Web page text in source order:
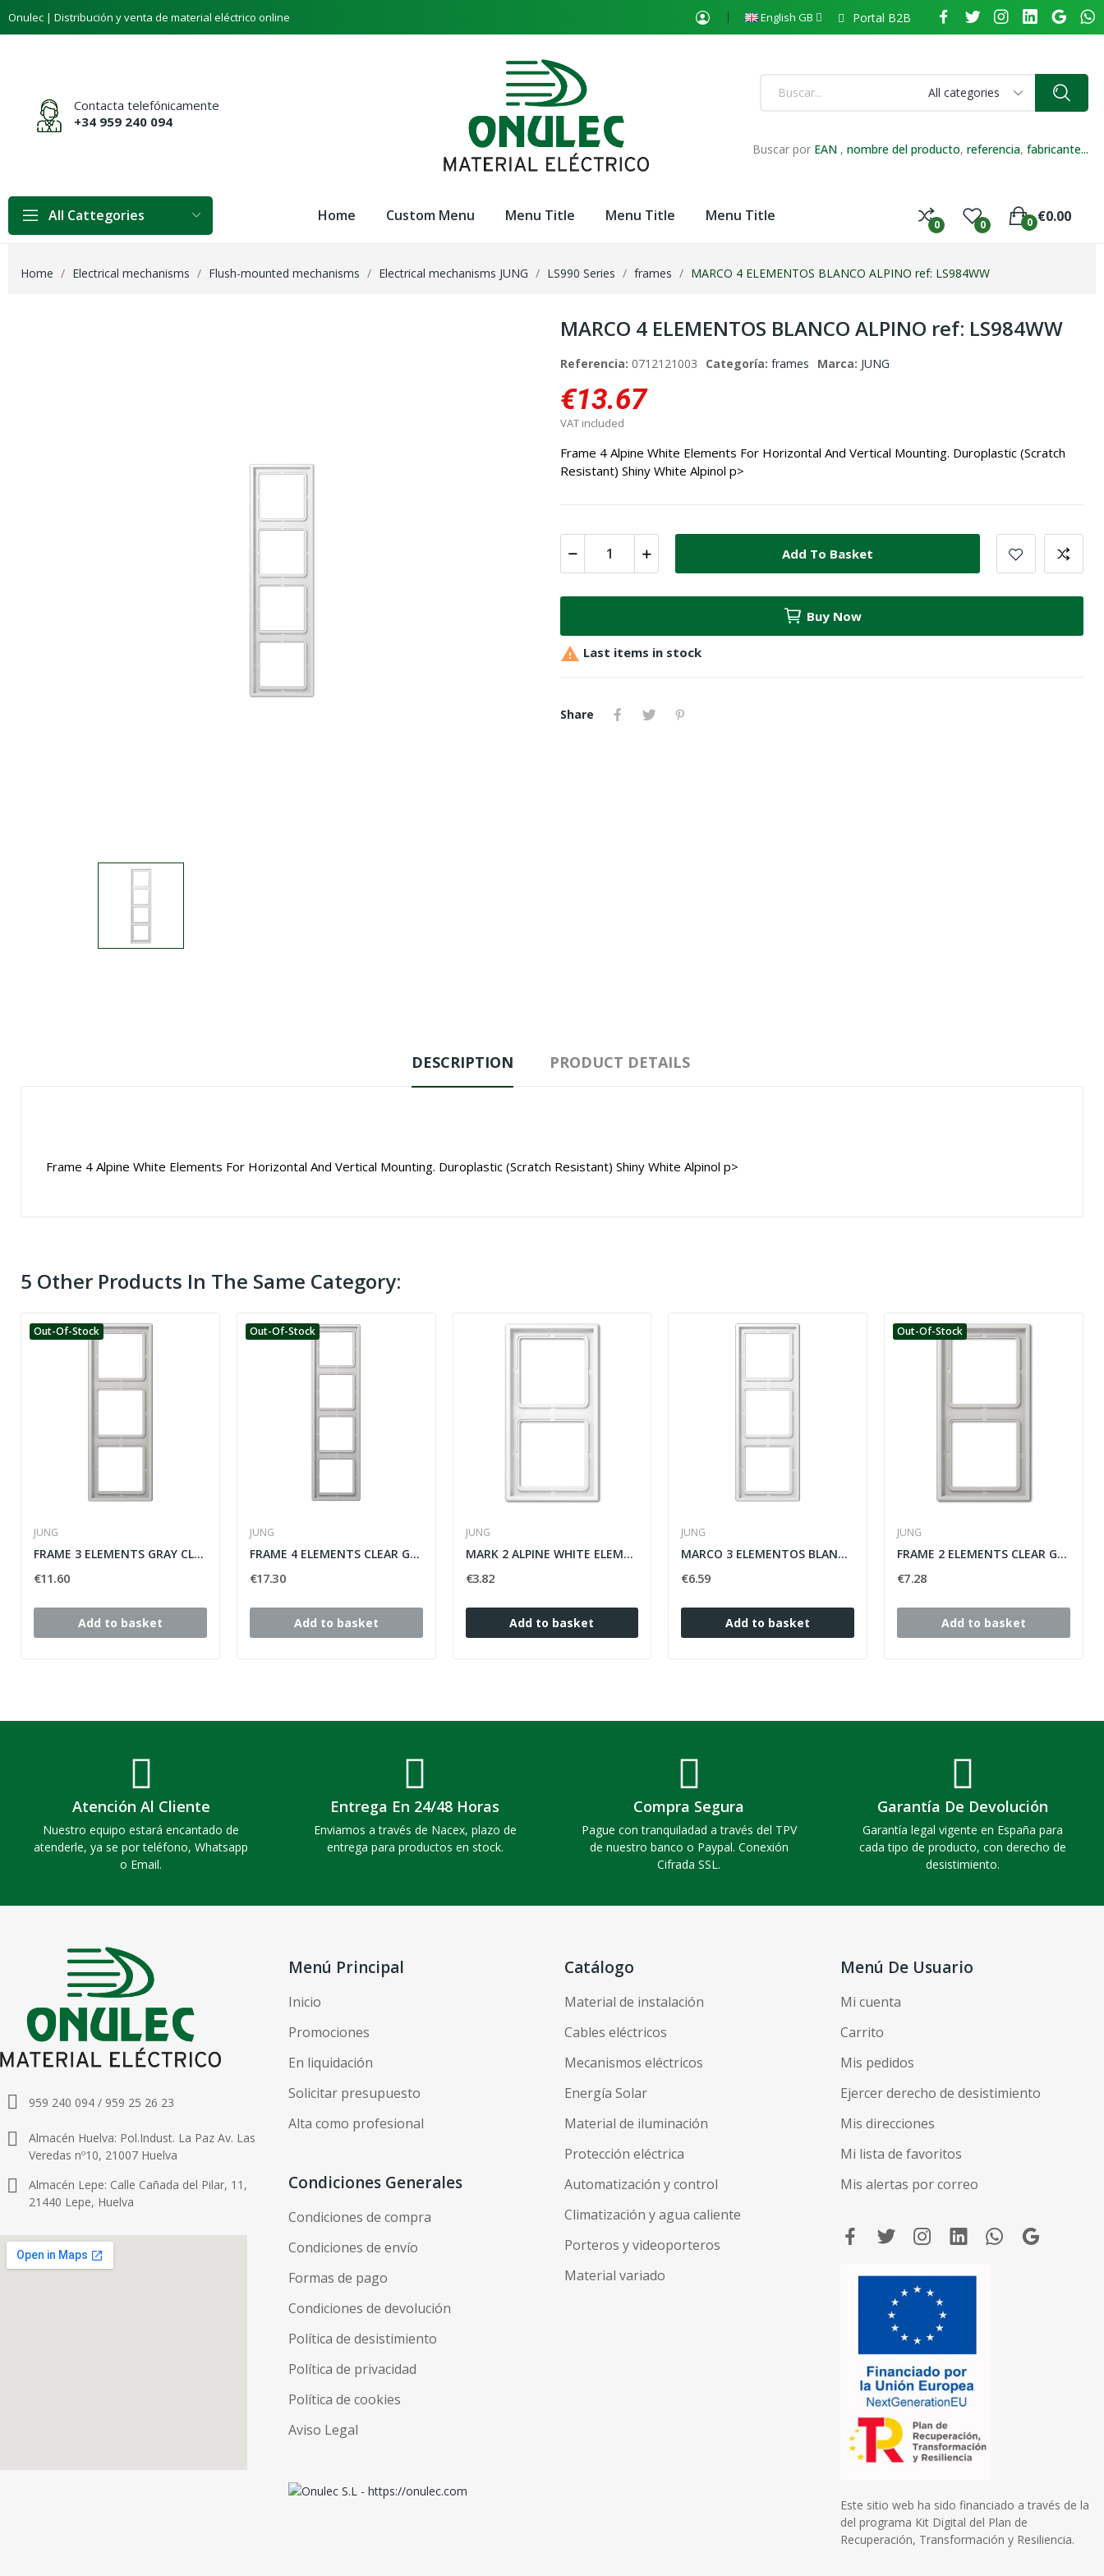
Onulec | Distribución y venta de material eléctrico online English GB Portal B2B
Contacta telefónicamente
+34 959 240 094
All categories
Buscar por EAN ,nombre del producto,referencia,fabricante...
All Cattegories Home Custom Menu Menu Title Menu Title Menu Title
0 0 €0.00
0
Home Electrical mechanisms Flush-mounted mechanisms Electrical mechanisms JUNG LS990 Series frames MARCO 4 ELEMENTOS BLANCO ALPINO ref: LS984WW
MARCO 4 ELEMENTOS BLANCO ALPINO ref: LS984WW
Referencia: 0712121003 Categoría: frames Marca: JUNG
€13.67
VAT included
Frame 4 Alpine White Elements For Horizontal And Vertical Mounting. Duroplastic (Scratch
Resistant) Shiny White Alpinol p>
Add To Basket
Buy Now
 Last items in stock
Share
DESCRIPTION PRODUCT DETAILS
Frame 4 Alpine White Elements For Horizontal And Vertical Mounting. Duroplastic (Scratch Resistant) Shiny White Alpinol p>
5 Other Products In The Same Category:
Out-Of-Stock
JUNG
FRAME 3 ELEMENTS GRAY CLEAR JUNG LS990 ref:...
€11.60
Add to basket
Out-Of-Stock
JUNG
FRAME 4 ELEMENTS CLEAR GRAY JUNG LS990 ref:...
€17.30
Add to basket
JUNG
MARK 2 ALPINE WHITE ELEMENTS ref: LS982WW
€3.82
Add to basket
JUNG
MARCO 3 ELEMENTOS BLANCO ALPINO ref: LS983WW
€6.59
Add to basket
Out-Of-Stock
JUNG
FRAME 2 ELEMENTS CLEAR GRAY JUNG LS990 ref:...
€7.28
Add to basket
Atención Al Cliente
Nuestro equipo estará encantado de
atenderle, ya se por teléfono, Whatsapp
o Email.
Entrega En 24/48 Horas
Enviamos a través de Nacex, plazo de
entrega para productos en stock.
Compra Segura
Pague con tranquiladad a través del TPV
de nuestro banco o Paypal. Conexión
Cifrada SSL.
Garantía De Devolución
Garantía legal vigente en España para
cada tipo de producto, con derecho de
desistimiento.
959 240 094 / 959 25 26 23
Almacén Huelva: Pol.Indust. La Paz Av. Las
Veredas nº10, 21007 Huelva
Almacén Lepe: Calle Cañada del Pilar, 11,
21440 Lepe, Huelva
Menú Principal
Inicio
Promociones
En liquidación
Solicitar presupuesto
Alta como profesional
Condiciones Generales
Condiciones de compra
Condiciones de envío
Formas de pago
Condiciones de devolución
Política de desistimiento
Política de privacidad
Política de cookies
Aviso Legal
Catálogo
Material de instalación
Cables eléctricos
Mecanismos eléctricos
Energía Solar
Material de iluminación
Protección eléctrica
Automatización y control
Climatización y agua caliente
Porteros y videoporteros
Material variado
Menú De Usuario
Mi cuenta
Carrito
Mis pedidos
Ejercer derecho de desistimiento
Mis direcciones
Mi lista de favoritos
Mis alertas por correo
Este sitio web ha sido financiado a través de la
del programa Kit Digital del Plan de
Recuperación, Transformación y Resiliencia.